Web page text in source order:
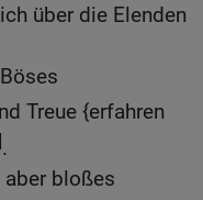
über die Elenden
Treue {erfahren
.
aber bloßes